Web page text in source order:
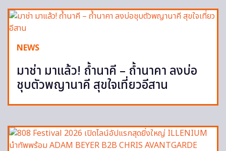
NEWS
มาช่า มาแล้ว! ถ้ำนาคี – ถ้ำนาคา ลงบ่อ
ชุบตัวพญานาคี สุขใจเที่ยวอีสาน